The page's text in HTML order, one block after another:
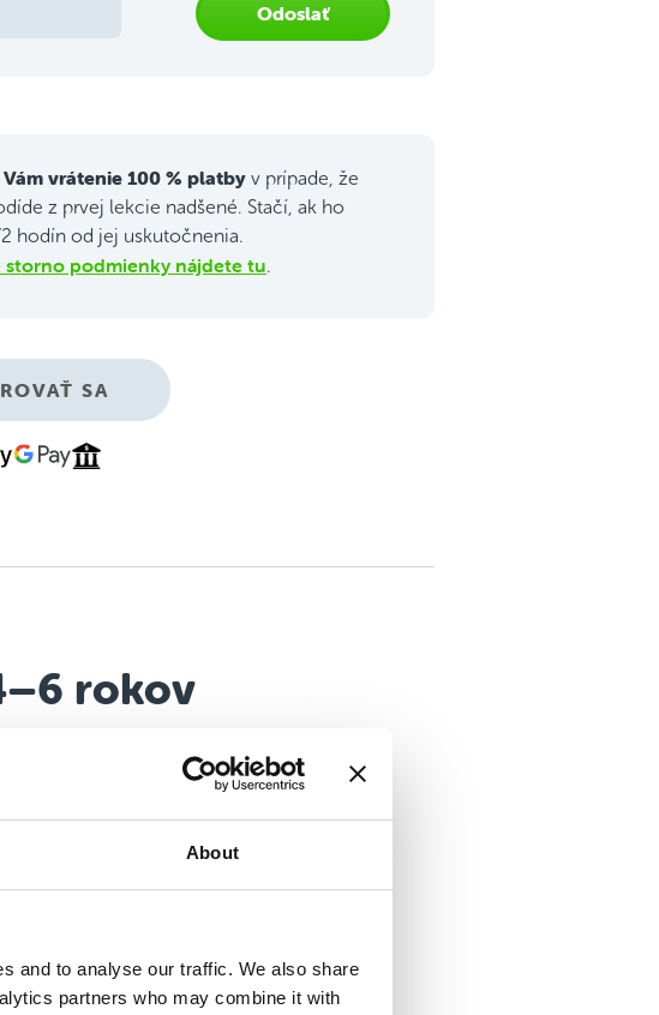
About
and to analyse our traffic. We also share
partners who may combine it with
Odoslať
vrátenie 100 % platby v prípade, že
z prvej lekcie nadšené. Stačí, ak ho
hodín od jej uskutočnenia.
storno podmienky nájdete tu.
SA
rokov
nálepkami